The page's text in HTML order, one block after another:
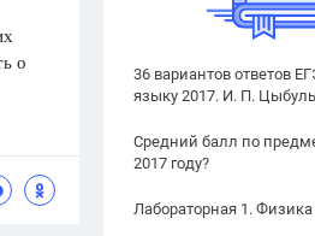
36 вариантов ответов
языку 2017. И. П.
Средний балл по
2017 году?
Лабораторная 1. Физика
о